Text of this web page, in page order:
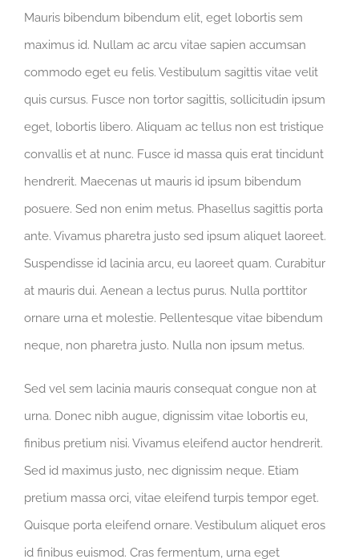
Mauris bibendum bibendum elit, eget lobortis sem
maximus id. Nullam ac arcu vitae sapien accumsan
commodo eget eu felis. Vestibulum sagittis vitae velit
quis cursus. Fusce non tortor sagittis, sollicitudin ipsum
eget, lobortis libero. Aliquam ac tellus non est tristique
convallis et at nunc. Fusce id massa quis erat tincidunt
hendrerit. Maecenas ut mauris id ipsum bibendum
posuere. Sed non enim metus. Phasellus sagittis porta
ante. Vivamus pharetra justo sed ipsum aliquet laoreet.
Suspendisse id lacinia arcu, eu laoreet quam. Curabitur
at mauris dui. Aenean a lectus purus. Nulla porttitor
ornare urna et molestie. Pellentesque vitae bibendum
neque, non pharetra justo. Nulla non ipsum metus.
Sed vel sem lacinia mauris consequat congue non at
urna. Donec nibh augue, dignissim vitae lobortis eu,
finibus pretium nisi. Vivamus eleifend auctor hendrerit.
Sed id maximus justo, nec dignissim neque. Etiam
pretium massa orci, vitae eleifend turpis tempor eget.
Quisque porta eleifend ornare. Vestibulum aliquet eros
id finibus euismod. Cras fermentum, urna eget